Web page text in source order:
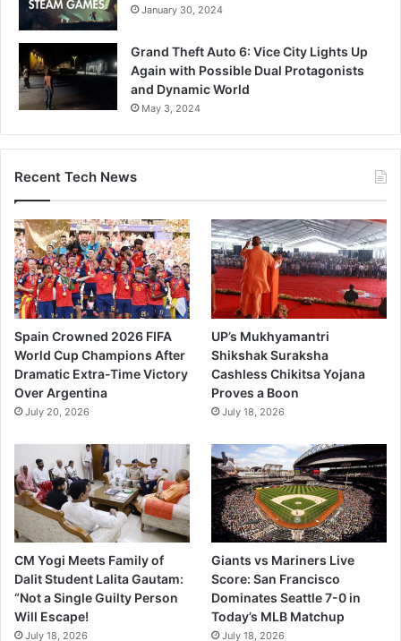
January 30, 2024
Grand Theft Auto 6: Vice City Lights Up
Again with Possible Dual Protagonists
and Dynamic World
May 3, 2024
Recent Tech News
Spain Crowned 2026 FIFA
World Cup Champions After
Dramatic Extra-Time Victory
Over Argentina
July 20, 2026
UP’s Mukhyamantri
Shikshak Suraksha
Cashless Chikitsa Yojana
Proves a Boon
July 18, 2026
CM Yogi Meets Family of
Dalit Student Lalita Gautam:
“Not a Single Guilty Person
Will Escape!
July 18, 2026
Giants vs Mariners Live
Score: San Francisco
Dominates Seattle 7-0 in
Today’s MLB Matchup
July 18, 2026